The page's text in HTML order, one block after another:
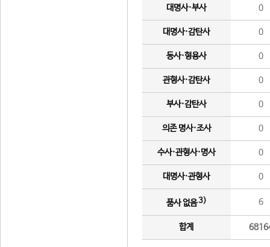
대명사·부사 0
대명사·감탄사 0
동사·형용사 0
관형사·감탄사 0
부사·감탄사 0
의존 명사·조사 0
수사·관형사·명사 0
대명사·관형사 0
품사 없음3) 6
합계